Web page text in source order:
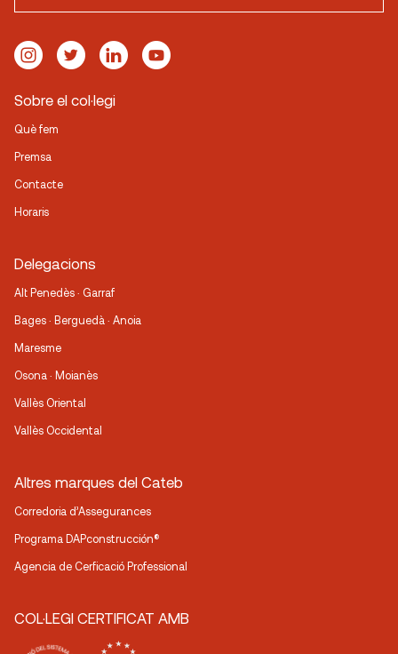
Sobre el col·legi
Què fem
Premsa
Contacte
Horaris
Delegacions
Alt Penedès · Garraf
Bages · Berguedà · Anoia
Maresme
Osona · Moianès
Vallès Oriental
Vallès Occidental
Altres marques del Cateb
Corredoria d’Assegurances
Programa DAPconstrucción®
Agencia de Cerficació Professional
COL·LEGI CERTIFICAT AMB